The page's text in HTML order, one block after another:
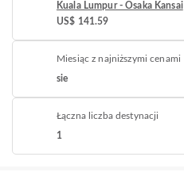
Kuala Lumpur - Osaka Kansai
US$ 141.59
Miesiąc z najniższymi cenami
sie
Łączna liczba destynacji
1